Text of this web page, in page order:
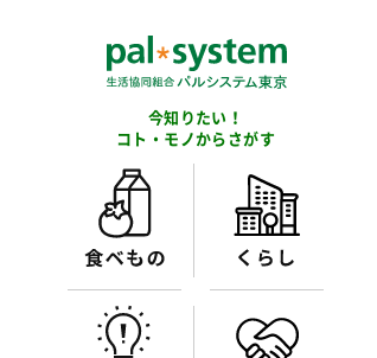
今知りたい！
コト・モノからさがす